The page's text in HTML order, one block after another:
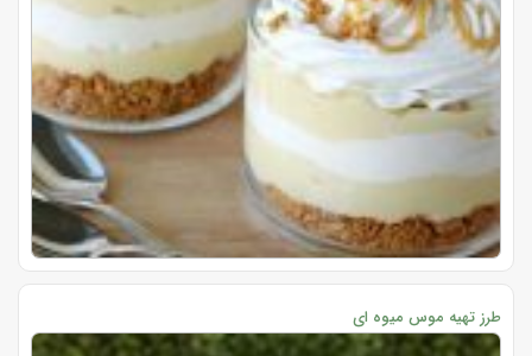
طرز تهیه موس میوه ای